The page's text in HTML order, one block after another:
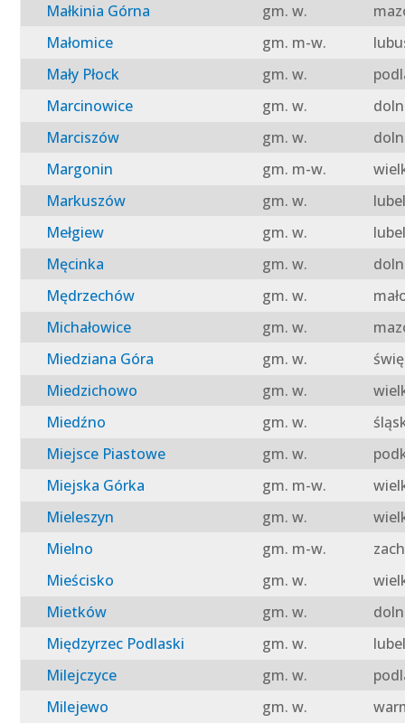
Małkinia Górna
gm. w.
Małomice
gm. m-w.
Mały Płock
gm. w.
Marcinowice
gm. w.
Marciszów
gm. w.
Margonin
gm. m-w.
Markuszów
gm. w.
Mełgiew
gm. w.
Męcinka
gm. w.
Mędrzechów
gm. w.
Michałowice
gm. w.
Miedziana Góra
gm. w.
Miedzichowo
gm. w.
Miedźno
gm. w.
Miejsce Piastowe
gm. w.
Miejska Górka
gm. m-w.
Mieleszyn
gm. w.
Mielno
gm. m-w.
Mieścisko
gm. w.
Mietków
gm. w.
Międzyrzec Podlaski
gm. w.
Milejczyce
gm. w.
Milejewo
gm. w.